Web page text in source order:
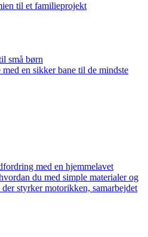
til et familieprojekt
små børn
en sikker bane til de mindste
med en hjemmelavet
du med simple materialer og
styrker motorikken, samarbejdet